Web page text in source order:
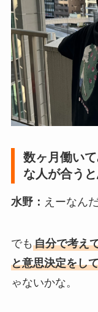
数ヶ月働い
な人が合う
水野： えーなん
でも 自分で考え
と意思決定をし
ゃないかな。